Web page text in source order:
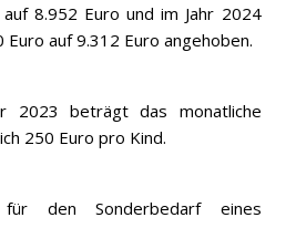
8.952 Euro und im Jahr 2024
Euro auf 9.312 Euro angehoben.
2023 beträgt das monatliche
250 Euro pro Kind.
den Sonderbedarf eines